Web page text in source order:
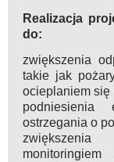
Realizacja
do:
zwiększenia
takie jak
ocieplaniem się
podniesienia
ostrzegania o